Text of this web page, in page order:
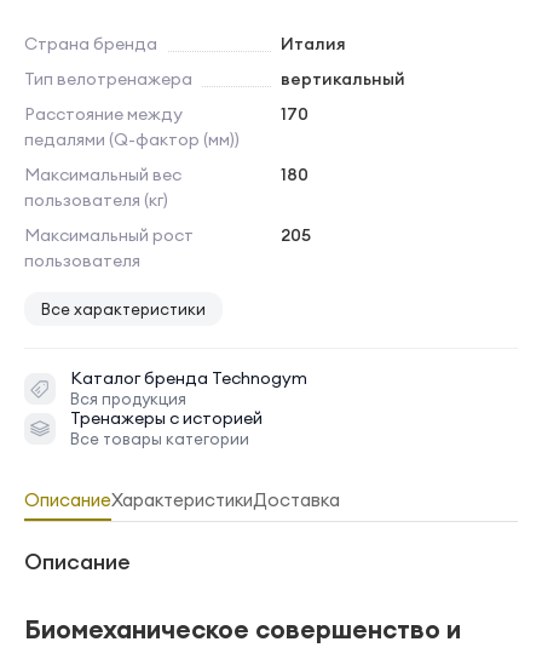
Страна бренда
Италия
Тип велотренажера
вертикальный
Расстояние между
педалями (Q-фактор (мм))
170
Максимальный вес
пользователя (кг)
180
Максимальный рост
пользователя
205
Все характеристики
Каталог бренда Technogym
Вся продукция
Тренажеры с историей
Все товары категории
ОписаниеХарактеристикиДоставка
Описание
Биомеханическое совершенство и